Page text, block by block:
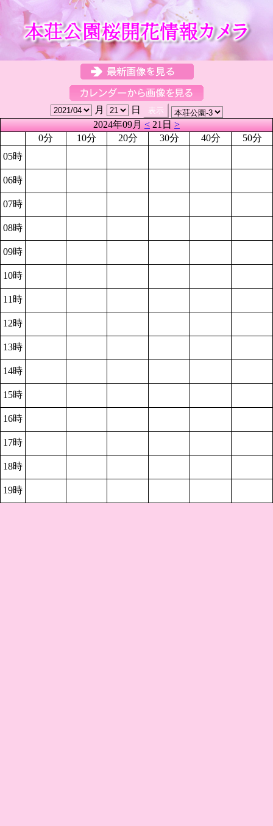
月
日
2024年09月<21日>
0分
10分 20分 30分 40分
50分
05時
06時
07時
08時
09時
10時
11時
12時
13時
14時
15時
16時
17時
18時
19時